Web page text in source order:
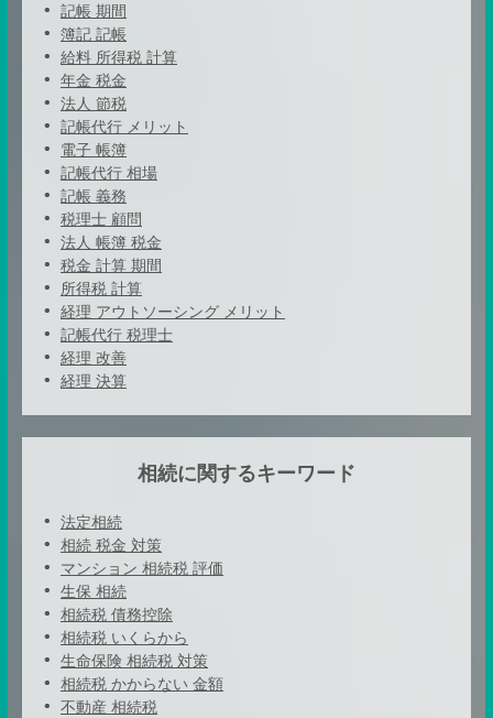
記帳 期間
簿記 記帳
給料 所得税 計算
年金 税金
法人 節税
記帳代行 メリット
電子 帳簿
記帳代行 相場
記帳 義務
税理士 顧問
法人 帳簿 税金
税金 計算 期間
所得税 計算
経理 アウトソーシング メリット
記帳代行 税理士
経理 改善
経理 決算
相続に関するキーワード
法定相続
相続 税金 対策
マンション 相続税 評価
生保 相続
相続税 債務控除
相続税 いくらから
生命保険 相続税 対策
相続税 かからない 金額
不動産 相続税